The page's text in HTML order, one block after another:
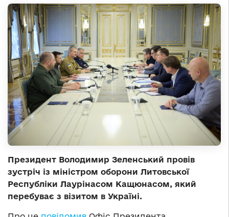
Президент Володимир Зеленський провів
зустріч із міністром оборони Литовської
Республіки Лаурінасом Кащюнасом, який
перебуває з візитом в Україні.